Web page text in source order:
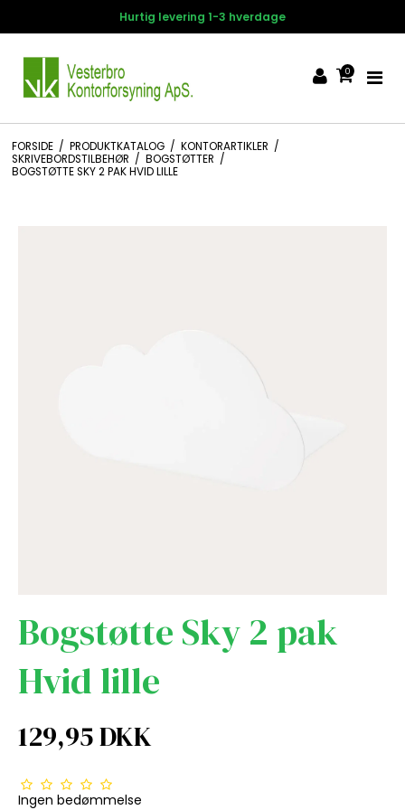
Hurtig levering 1-3 hverdage
0
FORSIDE / PRODUKTKATALOG / KONTORARTIKLER /
SKRIVEBORDSTILBEHØR / BOGSTØTTER /
BOGSTØTTE SKY 2 PAK HVID LILLE
Bogstøtte Sky 2 pak
Hvid lille
129,95 DKK
Ingen bedømmelse